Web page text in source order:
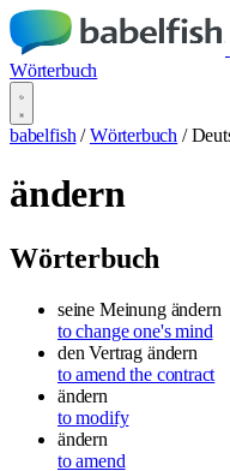
Wörterbuch
babelfish / Wörterbuch /
ändern
Wörterbuch
seine Meinung ändern
to change one's mind
den Vertrag ändern
to amend the contract
ändern
to modify
ändern
to amend